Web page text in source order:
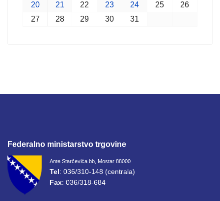
20
21 22 23 24 25
26
27
28 29 30 31
Federalno ministarstvo trgovine
Ante Starčevića bb, Mostar 88000
Tel: 036/310-148 (centrala)
Fax: 036/318-684